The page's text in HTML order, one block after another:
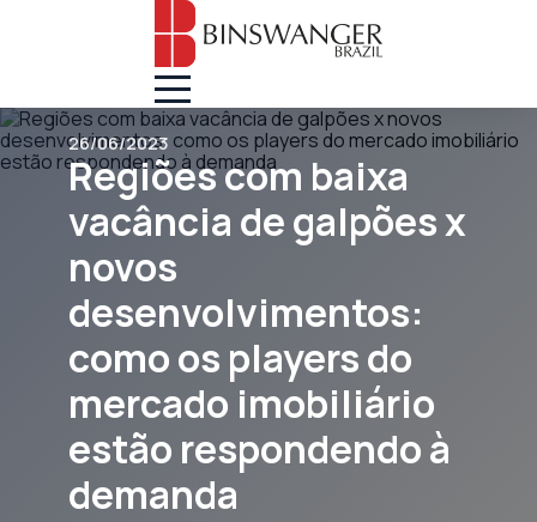
26/06/2023
Regiões com baixa
vacância de galpões x
novos
desenvolvimentos:
como os players do
mercado imobiliário
estão respondendo à
demanda